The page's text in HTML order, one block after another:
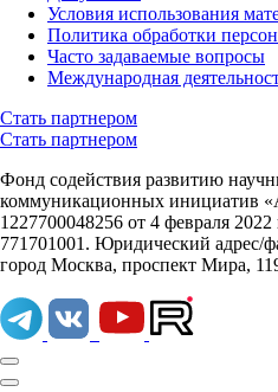
Условия использования
Политика обработки
Часто задаваемые вопросы
Международная
Стать партнером
Стать партнером
Фонд содействия развитию
коммуникационных инициатив
1227700048256 от 4 февраля
771701001. Юридический адрес/
город Москва, проспект Мира,